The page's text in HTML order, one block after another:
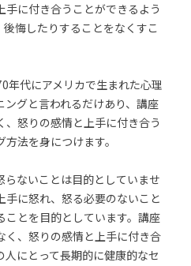
手に付き合うことができるよう
悔したりすることをなくすこ
年代にアメリカで生まれた心理
ングと言われるだけあり、講座
怒りの感情と上手に付き合う
法を身につけます。
らないことは目的としていませ
手に怒れ、怒る必要のないこと
ことを目的としています。講座
く、怒りの感情と上手に付き合
にとって長期的に健康的なセ